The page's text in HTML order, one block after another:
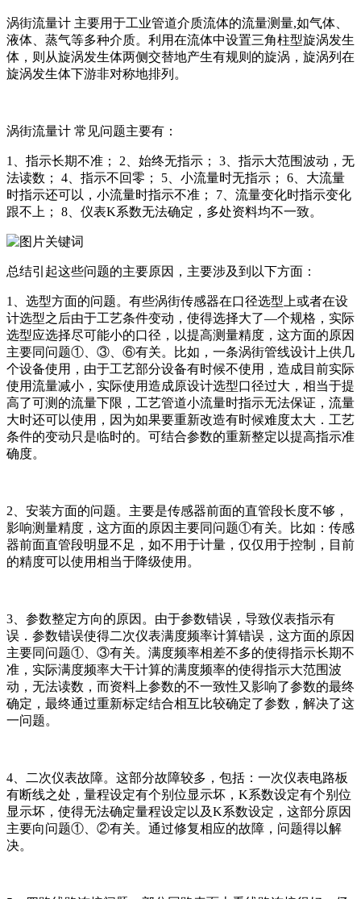
涡街流量计 主要用于工业管道介质流体的流量测量,如气体、
液体、蒸气等多种介质。利用在流体中设置三角柱型旋涡发生
体，则从旋涡发生体两侧交替地产生有规则的旋涡，旋涡列在
旋涡发生体下游非对称地排列。
涡街流量计 常见问题主要有：
1、指示长期不准； 2、始终无指示； 3、指示大范围波动，无
法读数； 4、指示不回零； 5、小流量时无指示； 6、大流量
时指示还可以，小流量时指示不准； 7、流量变化时指示变化
跟不上； 8、仪表K系数无法确定，多处资料均不一致。
总结引起这些问题的主要原因，主要涉及到以下方面：
1、选型方面的问题。有些涡街传感器在口径选型上或者在设
计选型之后由于工艺条件变动，使得选择大了―个规格，实际
选型应选择尽可能小的口径，以提高测量精度，这方面的原因
主要同问题①、③、⑥有关。比如，一条涡街管线设计上供几
个设备使用，由于工艺部分设备有时候不使用，造成目前实际
使用流量减小，实际使用造成原设计选型口径过大，相当于提
高了可测的流量下限，工艺管道小流量时指示无法保证，流量
大时还可以使用，因为如果要重新改造有时候难度太大．工艺
条件的变动只是临时的。可结合参数的重新整定以提高指示准
确度。
2、安装方面的问题。主要是传感器前面的直管段长度不够，
影响测量精度，这方面的原因主要同问题①有关。比如：传感
器前面直管段明显不足，如不用于计量，仅仅用于控制，目前
的精度可以使用相当于降级使用。
3、参数整定方向的原因。由于参数错误，导致仪表指示有
误．参数错误使得二次仪表满度频率计算错误，这方面的原因
主要同问题①、③有关。满度频率相差不多的使得指示长期不
准，实际满度频率大干计算的满度频率的使得指示大范围波
动，无法读数，而资料上参数的不一致性又影响了参数的最终
确定，最终通过重新标定结合相互比较确定了参数，解决了这
一问题。
4、二次仪表故障。这部分故障较多，包括：一次仪表电路板
有断线之处，量程设定有个别位显示坏，K系数设定有个别位
显示坏，使得无法确定量程设定以及K系数设定，这部分原因
主要向问题①、②有关。通过修复相应的故障，问题得以解
决。